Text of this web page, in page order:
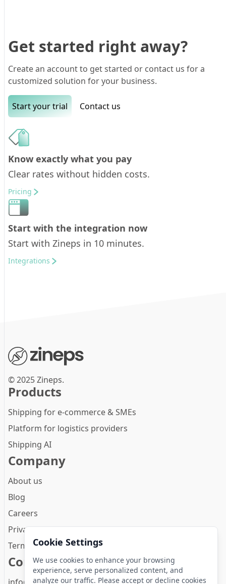
Get started right away?
Create an account to get started or contact us for a
customized solution for your business.
Start your trial Contact us
Know exactly what you pay
Clear rates without hidden costs.
Pricing
Start with the integration now
Start with Zineps in 10 minutes.
Integrations
© 2025 Zineps.
Products
Shipping for e-commerce & SMEs
Platform for logistics providers
Shipping AI
Company
About us
Blog
Careers
Privacy Policy
Terms and conditions
Contact
Cookie Settings
We use cookies to enhance your browsing
experience, serve personalized content, and
analyze our traffic. Please accept or decline cookies